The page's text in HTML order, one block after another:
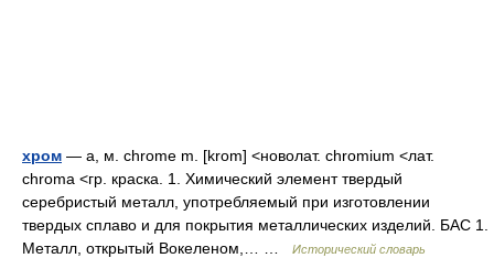
хром — а, м. chrome m. [krom] <новолат. chromium <лат.
chroma <гр. краска. 1. Химический элемент твердый
серебристый металл, употребляемый при изготовлении
твердых сплаво и для покрытия металлических изделий. БАС 1.
Металл, открытый Вокеленом,… …
Исторический словарь